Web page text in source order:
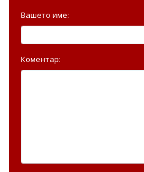
Вашето име:
Коментар: